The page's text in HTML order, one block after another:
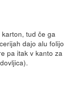
tud če ga
dajo alu folijo
pa itak v kanto za